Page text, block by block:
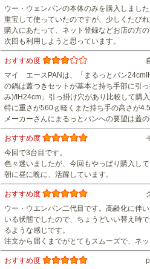
ウー・ウェンパンの本体のみを購入しました
重宝して使っていたのですが、少しくたびれ
購入にあたって、ネット登録などお店の方の
次回も利用しようと思っています。
おすすめ度
マイ エースPANは、「まるっとパン
の鍋は蓋つきセットが基本と持ち手部に引
み)/IH24cm」引っ掛け穴があり比較して購入
特に重さが560ｇ軽くまた持ち手の高さが
メーカーさんにまるっとパンへの要望は蓋
おすすめ度
今回で3台目です。
色々迷いましたが、今回もやっぱり購入し
朝に昼に晩に、活躍しています。
おすすめ度
ウー・ウエンパン二代目です。高齢化に伴
いる状態でしたので、ちょうどいい替え時
るような感じです。
注文から届くまでがとてもスムーズで、ネ
おすすめ度